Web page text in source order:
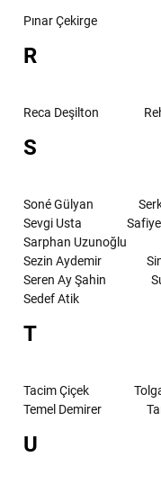
Pınar Çekirge
R
Reca Deşilton
S
Soné Gülyan
Sevgi Usta
Sarphan Uzunoğlu
Sezin Aydemir
Seren Ay Şahin
Sedef Atik
T
Tacim Çiçek
Temel Demirer
U